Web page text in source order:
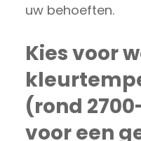
uw behoeften.
Kies voor
(rond
voor een